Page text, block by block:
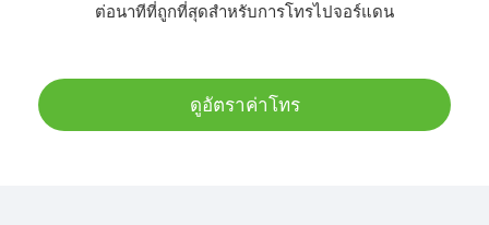
ต่อนาทีที่ถูกที่สุดสำหรับการโทรไปจอร์แดน
ดูอัตราค่าโทร